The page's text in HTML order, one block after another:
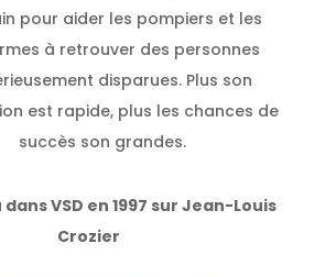
pour aider les pompiers et les
à retrouver des personnes
disparues. Plus son
est rapide, plus les chances de
succès son grandes.
VSD en 1997 sur Jean-Louis
Crozier